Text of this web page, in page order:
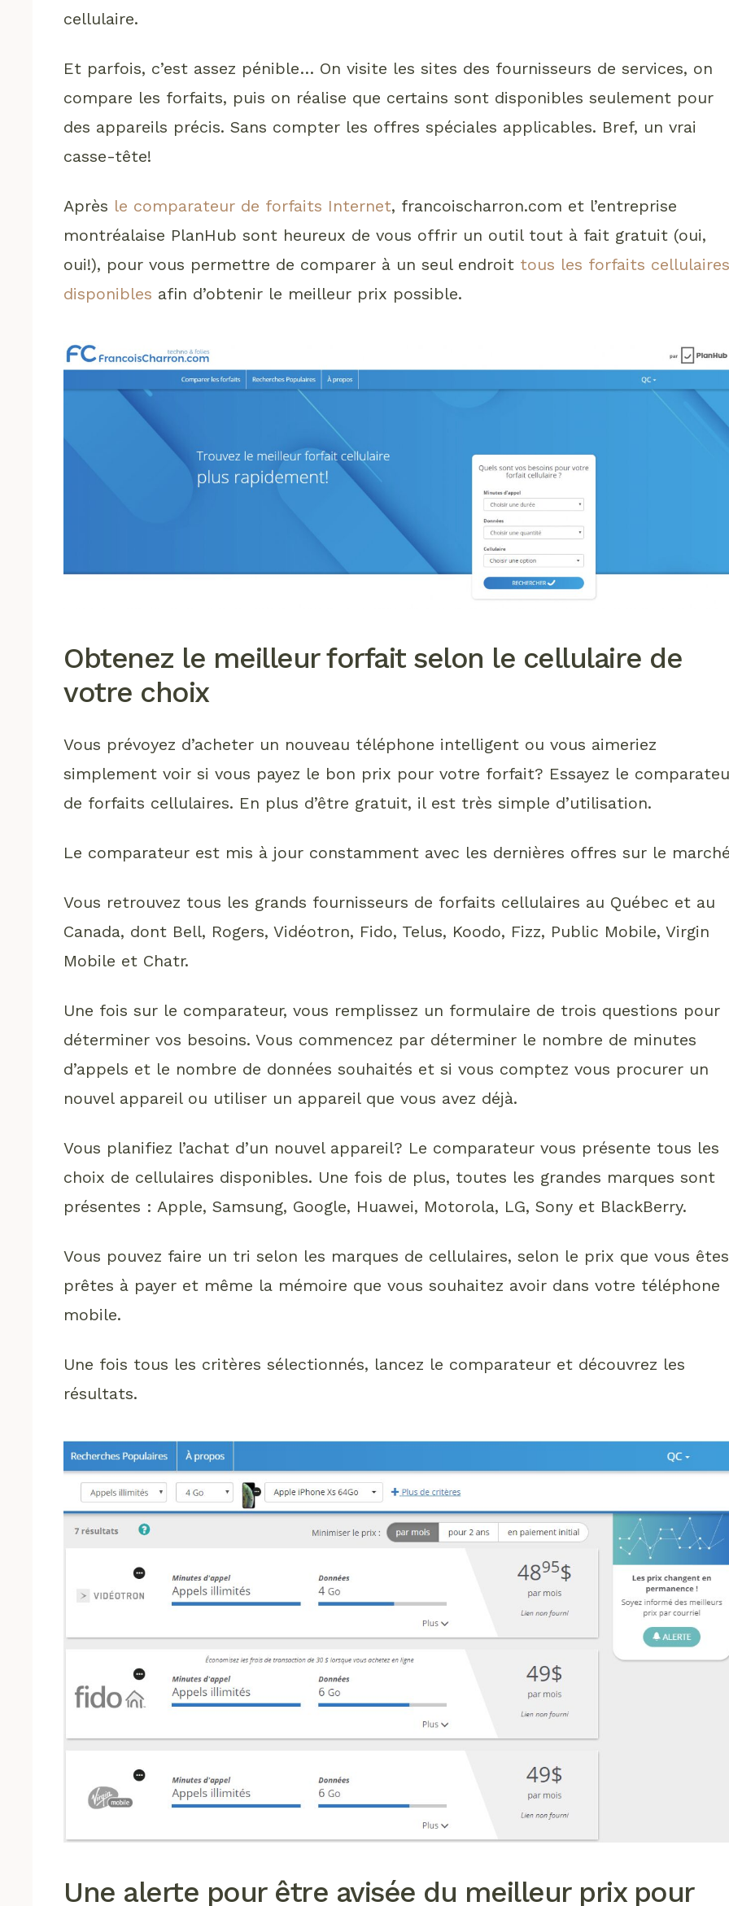
cellulaire.
Et parfois, c’est assez pénible… On visite les sites des fournisseurs de services, on
compare les forfaits, puis on réalise que certains sont disponibles seulement pour
des appareils précis. Sans compter les offres spéciales applicables. Bref, un vrai
casse-tête!
Après le comparateur de forfaits Internet, francoischarron.com et l’entreprise
montréalaise PlanHub sont heureux de vous offrir un outil tout à fait gratuit (oui,
oui!), pour vous permettre de comparer à un seul endroit tous les forfaits
disponibles afin d’obtenir le meilleur prix possible.
Obtenez le meilleur forfait selon le cellulaire de
votre choix
Vous prévoyez d’acheter un nouveau téléphone intelligent ou vous aimeriez
simplement voir si vous payez le bon prix pour votre forfait? Essayez le
de forfaits cellulaires. En plus d’être gratuit, il est très simple d’utilisation.
Le comparateur est mis à jour constamment avec les dernières offres sur le
Vous retrouvez tous les grands fournisseurs de forfaits cellulaires au Québec et au
Canada, dont Bell, Rogers, Vidéotron, Fido, Telus, Koodo, Fizz, Public Mobile, Virgin
Mobile et Chatr.
Une fois sur le comparateur, vous remplissez un formulaire de trois questions pour
déterminer vos besoins. Vous commencez par déterminer le nombre de minutes
d’appels et le nombre de données souhaités et si vous comptez vous procurer un
nouvel appareil ou utiliser un appareil que vous avez déjà.
Vous planifiez l’achat d’un nouvel appareil? Le comparateur vous présente tous les
choix de cellulaires disponibles. Une fois de plus, toutes les grandes marques sont
présentes : Apple, Samsung, Google, Huawei, Motorola, LG, Sony et BlackBerry.
Vous pouvez faire un tri selon les marques de cellulaires, selon le prix que vous êtes
prêtes à payer et même la mémoire que vous souhaitez avoir dans votre téléphone
mobile.
Une fois tous les critères sélectionnés, lancez le comparateur et découvrez les
résultats.
Une alerte pour être avisée du meilleur prix pour